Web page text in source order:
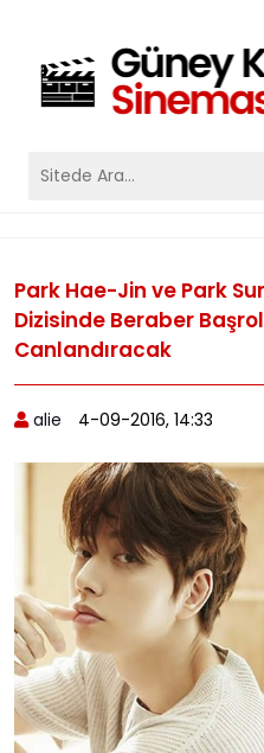
Park Hae-Jin ve Park
Dizisinde Beraber
Canlandıracak
alie 4-09-2016, 14:33